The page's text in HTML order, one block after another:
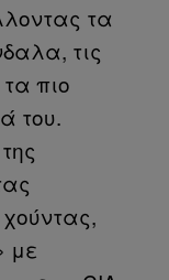
τα
τις
πιο
του.
με